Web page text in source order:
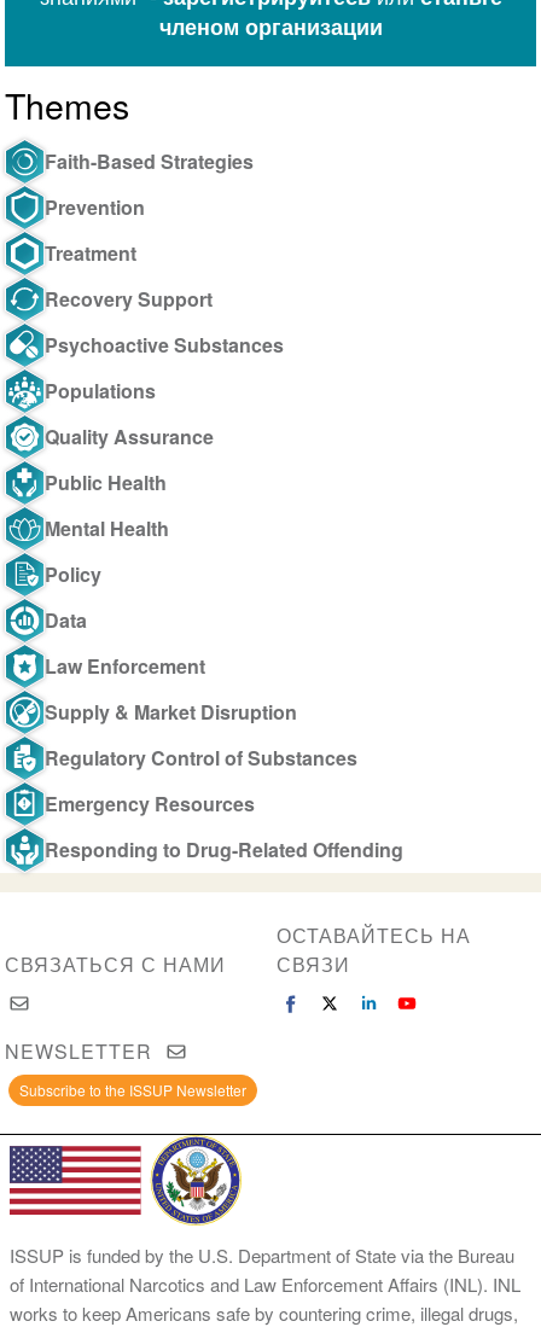
членом организации
Themes
Faith-Based Strategies
Prevention
Treatment
Recovery Support
Psychoactive Substances
Populations
Quality Assurance
Public Health
Mental Health
Policy
Data
Law Enforcement
Supply & Market Disruption
Regulatory Control of Substances
Emergency Resources
Responding to Drug-Related Offending
СВЯЗАТЬСЯ С НАМИ
ОСТАВАЙТЕСЬ НА
СВЯЗИ
NEWSLETTER
Subscribe to the ISSUP Newsletter
ISSUP is funded by the U.S. Department of State via the Bureau
of International Narcotics and Law Enforcement Affairs (INL). INL
works to keep Americans safe by countering crime, illegal drugs,